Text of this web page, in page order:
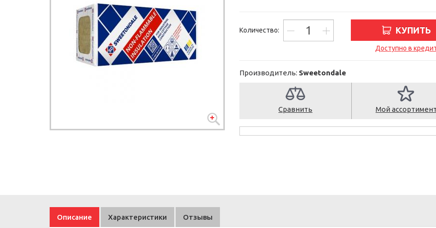
Количество: КУПИТЬ
Доступно в
Производитель: Sweetondale
Сравнить Мой ассортимент
Описание Характеристики Отзывы